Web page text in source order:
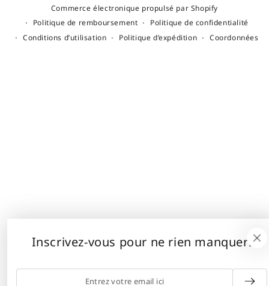
Commerce électronique propulsé par Shopify
Politique de remboursement
Politique de confidentialité
Conditions d’utilisation
Politique d’expédition Coordonnées
Inscrivez-vous pour ne rien manquer!